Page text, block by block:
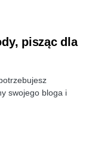
pisząc dla
swojego bloga i